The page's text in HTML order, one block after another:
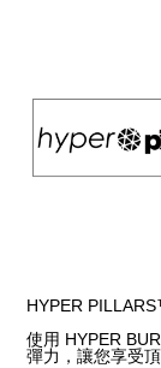
HYPER
使用 HYPER
彈力，讓您享受